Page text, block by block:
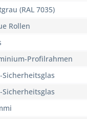
(RAL 7035)
Rollen
Profilrahmen
Sicherheitsglas
Sicherheitsglas